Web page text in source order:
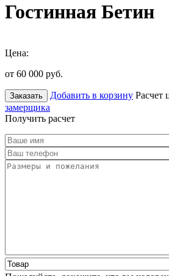
Гостинная Бетин
Цена:
от 60 000 руб.
Заказать Добавить в корзину Расчет
замерщика
Получить расчет